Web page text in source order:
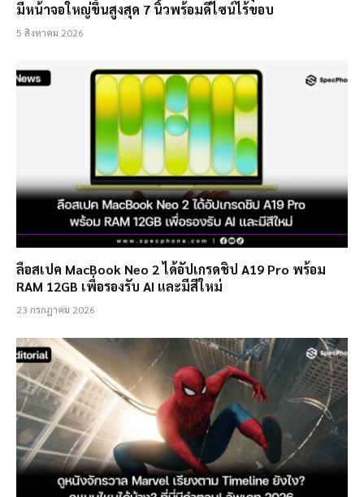
มีหน้าจอใหญ่ขึ้นสูงสุด 7 นิ้วพร้อมดีไซน์ไร้ขอบ
5 สิงหาคม 2026
ลือสเปค MacBook Neo 2 ได้อัปเกรดชิป A19 Pro พร้อม
RAM 12GB เพื่อรองรับ AI และมีสีใหม่
23 กรกฎาคม 2026